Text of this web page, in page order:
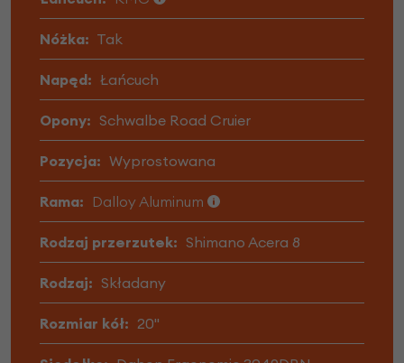
Nóżka: Tak
Napęd: Łańcuch
Opony: Schwalbe Road Cruier
Pozycja: Wyprostowana
Rama: Dalloy Aluminum
Rodzaj przerzutek: Shimano Acera 8
Rodzaj: Składany
Rozmiar kół: 20"